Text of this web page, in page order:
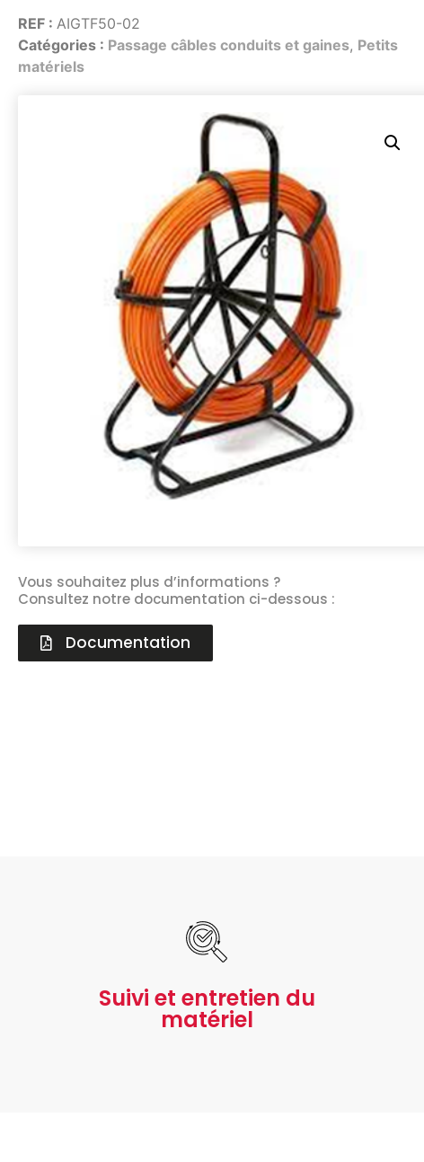
Groupe électrogène, outillage pneumatique, …
Installation provisoire
Groupe électrogène, outillage pneumatique, …
Installation provisoire
REF : AIGTF50-02
Catégories : Passage câbles conduits et gaines, Petits
matériels
Vous souhaitez plus d’informations ?
Consultez notre documentation ci-dessous :
Documentation
Suivi et entretien du
matériel